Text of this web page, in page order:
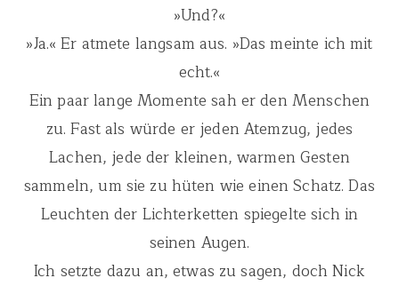
»Und?«
»Ja.« Er atmete langsam aus. »Das meinte ich mit
echt.«
Ein paar lange Momente sah er den Menschen
zu. Fast als würde er jeden Atemzug, jedes
Lachen, jede der kleinen, warmen Gesten
sammeln, um sie zu hüten wie einen Schatz. Das
Leuchten der Lichterketten spiegelte sich in
seinen Augen.
Ich setzte dazu an, etwas zu sagen, doch Nick